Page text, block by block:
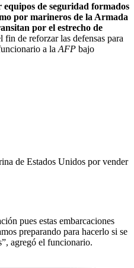
de seguridad formados
por marineros de la Armada
por el estrecho de
de reforzar las defensas para
a la AFP bajo
de Estados Unidos por vender
pues estas embarcaciones
preparando para hacerlo si se
agregó el funcionario.